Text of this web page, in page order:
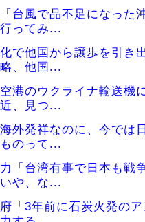
台風で品不足になった
ってみ...
で他国から譲歩を引き
、他国...
空港のウクライナ輸送機
、見つ...
外発祥なのに、今では
のって...
「台湾有事で日本も戦
や、な...
「3年前に石炭火発の